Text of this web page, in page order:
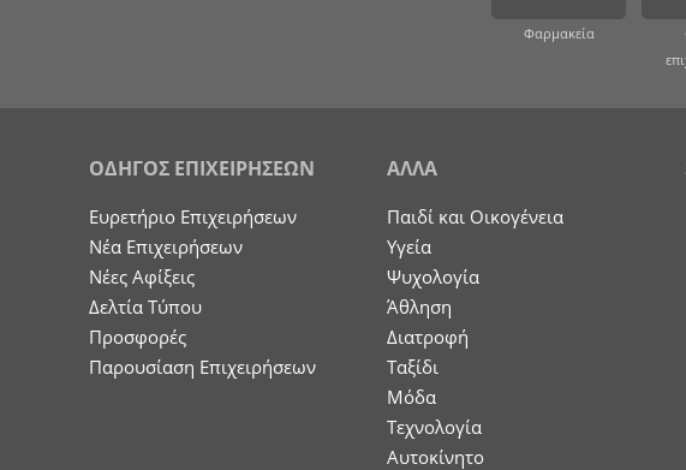
Φαρμακεία
ΟΔΗΓΟΣ ΕΠΙΧΕΙΡΗΣΕΩΝ
Ευρετήριο Επιχειρήσεων
Nέα Επιχειρήσεων
Νέες Αφίξεις
Δελτία Τύπου
Προσφορές
Παρουσίαση Επιχειρήσεων
ΑΛΛΑ
Παιδί και Οικογένεια
Υγεία
Ψυχολογία
Άθληση
Διατροφή
Ταξίδι
Μόδα
Τεχνολογία
Αυτοκίνητο